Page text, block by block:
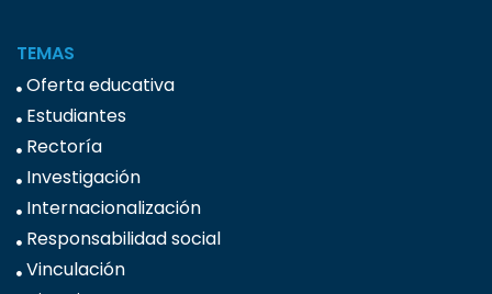
TEMAS
Oferta educativa
Estudiantes
Rectoría
Investigación
Internacionalización
Responsabilidad social
Vinculación